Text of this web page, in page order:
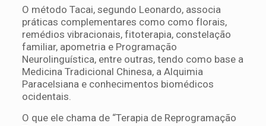
O método Tacai, segundo Leonardo, associa
práticas complementares como como florais,
remédios vibracionais, fitoterapia, constelação
familiar, apometria e Programação
Neurolinguística, entre outras, tendo como base a
Medicina Tradicional Chinesa, a Alquimia
Paracelsiana e conhecimentos biomédicos
ocidentais.
O que ele chama de “Terapia de Reprogramação